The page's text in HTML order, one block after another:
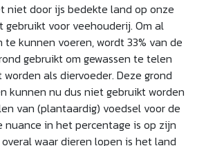
niet door ijs bedekte land op onze
gebruikt voor veehouderij. Om al
te kunnen voeren, wordt 33% van de
gebruikt om gewassen te telen
als diervoeder. Deze grond
kunnen nu dus niet gebruikt worden
van (plantaardig) voedsel voor de
nuance in het percentage is op zijn
waar dieren lopen is het land